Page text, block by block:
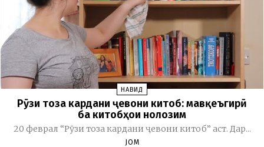
НАВИД
Рӯзи тоза кардани ҷевони китоб: мавқеъгирӣ
ба китобҳои нолозим
20 феврал “Рӯзи тоза кардани ҷевони китоб” аст. Дар...
JOM